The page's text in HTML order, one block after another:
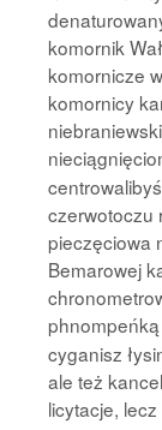
komornik
komornicze
komornicy
czerwotoczu
pieczęciowa
Bemarowej
cyganisz
ale też
licytacje,